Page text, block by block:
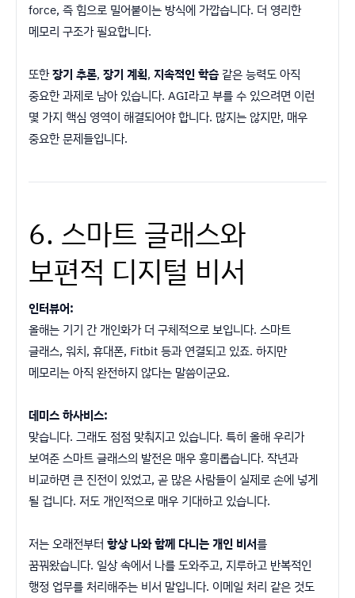
force, 즉 힘으로 밀어붙이는 방식에 가깝습니다. 더 영리한
메모리 구조가 필요합니다.
또한장기 추론, 장기 계획, 지속적인 학습 같은 능력도 아직
중요한 과제로 남아 있습니다. AGI라고 부를 수 있으려면 이런
몇 가지 핵심 영역이 해결되어야 합니다. 많지는 않지만, 매우
중요한 문제들입니다.
6. 스마트 글래스와
보편적 디지털 비서
인터뷰어:
올해는 기기 간 개인화가 더 구체적으로 보입니다. 스마트
글래스, 워치, 휴대폰, Fitbit 등과 연결되고 있죠. 하지만
메모리는 아직 완전하지 않다는 말씀이군요.
데미스 하사비스:
맞습니다. 그래도 점점 맞춰지고 있습니다. 특히 올해 우리가
보여준 스마트 글래스의 발전은 매우 흥미롭습니다. 작년과
비교하면 큰 진전이 있었고, 곧 많은 사람들이 실제로 손에 넣게
될 겁니다. 저도 개인적으로 매우 기대하고 있습니다.
저는 오래전부터 항상 나와 함께 다니는 개인 비서를
꿈꿔왔습니다. 일상 속에서 나를 도와주고, 지루하고 반복적인
행정 업무를 처리해주는 비서 말입니다. 이메일 처리 같은 것도